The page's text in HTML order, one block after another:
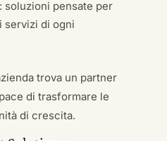
: soluzioni pensate per
servizi di ogni
trova un partner
di trasformare le
di crescita.